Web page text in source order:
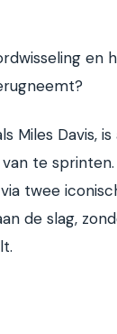
en
Miles Davis,
te
twee
de slag,